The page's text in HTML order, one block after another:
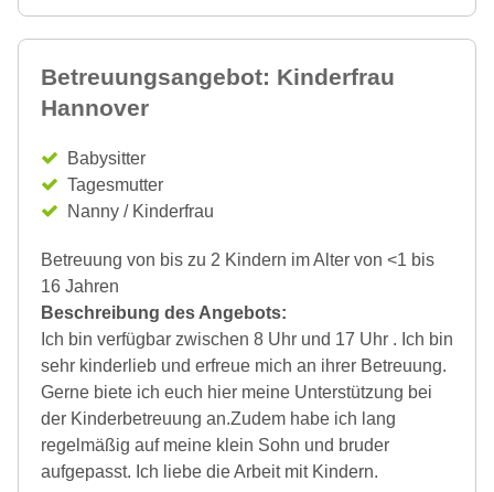
Betreuungsangebot: Kinderfrau
Hannover
Babysitter
Tagesmutter
Nanny / Kinderfrau
Betreuung von bis zu 2 Kindern im Alter von <1 bis
16 Jahren
Beschreibung des Angebots:
Ich bin verfügbar zwischen 8 Uhr und 17 Uhr . Ich bin
sehr kinderlieb und erfreue mich an ihrer Betreuung.
Gerne biete ich euch hier meine Unterstützung bei
der Kinderbetreuung an.Zudem habe ich lang
regelmäßig auf meine klein Sohn und bruder
aufgepasst. Ich liebe die Arbeit mit Kindern.